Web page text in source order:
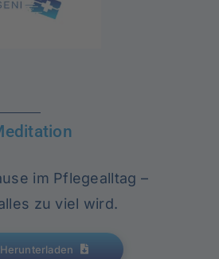
im Pflegealltag –
zu viel wird.